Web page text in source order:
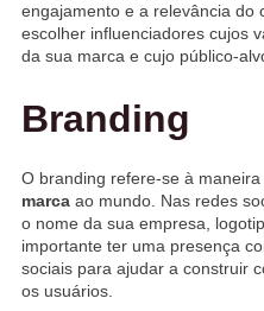
engajamento e a relevância do
escolher influenciadores cujos
da sua marca e cujo público-
Branding
O branding refere-se à
marcaao mundo. Nas redes
o nome da sua empresa,
importante ter uma presença
sociais para ajudar a construir
os usuários.